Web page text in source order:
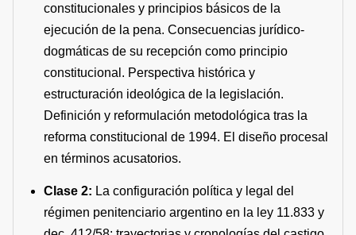
constitucionales y principios básicos de la
ejecución de la pena. Consecuencias jurídico-
dogmáticas de su recepción como principio
constitucional. Perspectiva histórica y
estructuración ideológica de la legislación.
Definición y reformulación metodológica tras la
reforma constitucional de 1994. El diseño procesal
en términos acusatorios.
Clase 2: La configuración política y legal del
régimen penitenciario argentino en la ley 11.833 y